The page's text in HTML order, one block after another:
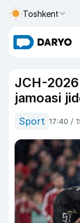
Toshkent
JCH-
jamoasi
Sport 17:40 /